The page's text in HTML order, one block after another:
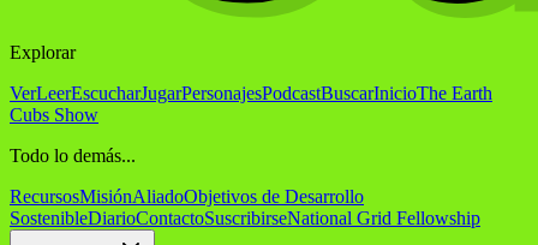
Explorar
VerLeerEscucharJugarPersonajesPodcastBuscarInicioThe Earth
Cubs Show
Todo lo demás...
RecursosMisiónAliadoObjetivos de Desarrollo
SostenibleDiarioContactoSuscribirseNational Grid Fellowship